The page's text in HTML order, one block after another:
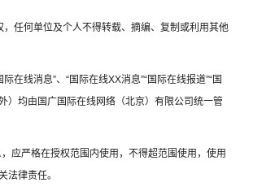
任何单位及个人不得转载、摘编、复制或利用其他
在线消息”、“国际在线XX消息”“国际在线报道”“国
）均由国广国际在线网络（北京）有限公司统一管
应严格在授权范围内使用，不得超范围使用，使用
法律责任。